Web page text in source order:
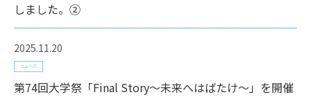
しました。②
2025.11.20
ニュース
第74回大学祭「Final Story～未来へはばたけ～」を開催